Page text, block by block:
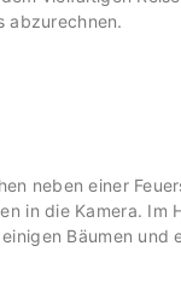
abzurechnen.